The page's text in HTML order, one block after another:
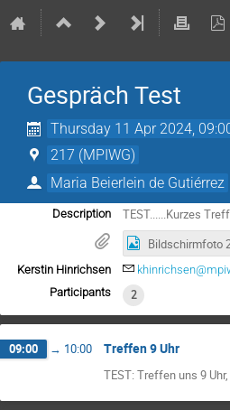
Gespräch Test
Thursday 11 Apr 2024,
217 (MPIWG)
Maria Beierlein de Gutiérrez
Description
TEST......Kurzes
Kerstin Hinrichsen
Participants
2
09:00 → 10:00 Treffen 9 Uhr
TEST: Treffen uns 9